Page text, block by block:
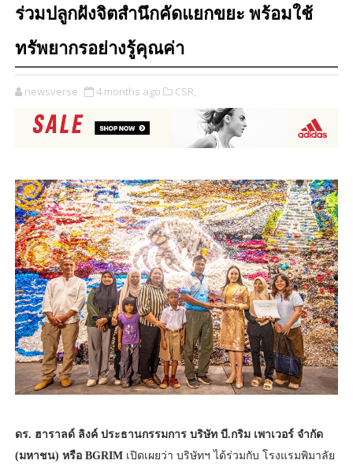
ร่วมปลูกฝังจิตสำนึกคัดแยกขยะ พร้อมใช้
ทรัพยากรอย่างรู้คุณค่า
newsverse 4 months ago CSR,
ดร. ฮาราลด์ ลิงค์ ประธานกรรมการ บริษัท บี.กริม เพาเวอร์ จำกัด
(มหาชน) หรือ BGRIM เปิดเผยว่า บริษัทฯ ได้ร่วมกับ โรงแรมพิมาลัย